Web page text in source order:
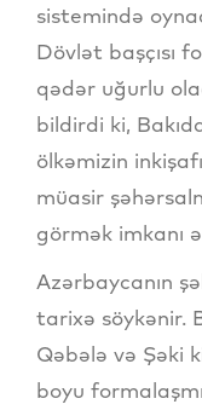
sistemində
Dövlət başçısı
qədər uğurlu
bildirdi ki,
ölkəmizin
müasir
görmək imkanı
Azərbaycanın
tarixə söykənir.
Qəbələ və Şəki
boyu